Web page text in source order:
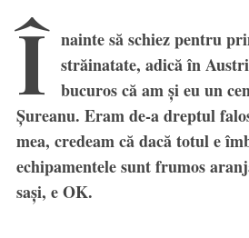
Î nainte să schiez pentru
străinatate, adică în
bucuros că am și eu un
Șureanu. Eram de-a dreptul
mea, credeam că dacă totul e
echipamentele sunt frumos
sași, e OK.